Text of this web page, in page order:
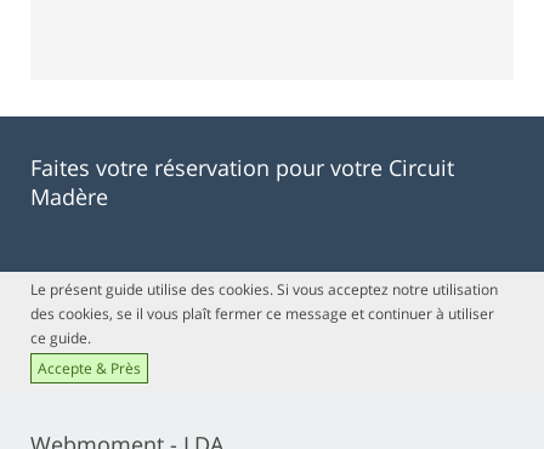
Faites votre réservation pour votre Circuit
Madère
Le présent guide utilise des cookies. Si vous acceptez notre utilisation
des cookies, se il vous plaît fermer ce message et continuer à utiliser
ce guide.
Accepte & Près